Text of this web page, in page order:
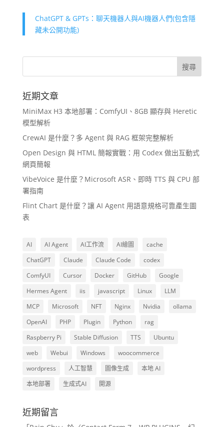
ChatGPT & GPTs：聊天機器人與AI機器人們(包含隱
藏未公開功能)
近期文章
MiniMax H3 本地部署：ComfyUI、8GB 顯存與 Heretic
模型解析
CrewAI 是什麼？多 Agent 與 RAG 框架完整解析
Open Design 與 HTML 簡報實戰：用 Codex 做出互動式
網頁簡報
VibeVoice 是什麼？Microsoft ASR、即時 TTS 與 CPU 部
署指南
Flint Chart 是什麼？讓 AI Agent 用語意規格可靠產生圖
表
AI AI Agent AI工作流 AI繪圖
cache
ChatGPT
Claude Claude Code
codex
ComfyUI
Cursor Docker GitHub
Google
Hermes Agent
iis javascript Linux
LLM
MCP
Microsoft NFT Nginx Nvidia
ollama
OpenAI
PHP Plugin Python
rag
Raspberry Pi
Stable Diffusion TTS
Ubuntu
web
Webui Windows
woocommerce
wordpress
人工智慧 圖像生成
本地 AI
本地部署
生成式AI 開源
近期留言